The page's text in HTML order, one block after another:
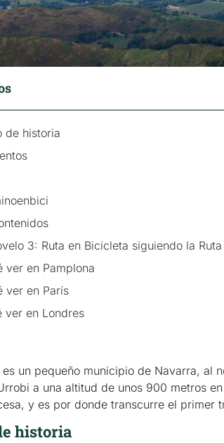
de historia
3: Ruta en Bicicleta siguiendo la
ver en Pamplona
ver en París
ver en Londres
un pequeño municipio de Navarra, al
a una altitud de unos 900 metros
y es por donde transcurre el primer
historia